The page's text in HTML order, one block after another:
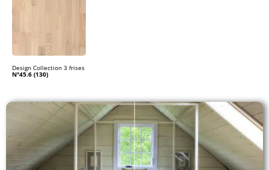
Design Collection 3 frises
N°45.6 (130)